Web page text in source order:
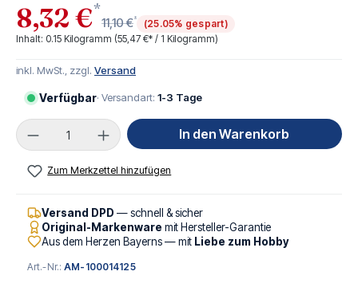
8,32 €*
11,10 €*
(25.05% gespart)
Inhalt: 0.15 Kilogramm (55,47 €* / 1 Kilogramm)
inkl. MwSt., zzgl. Versand
Verfügbar· Versandart: 1-3 Tage
Produkt Anzahl: Gib den gewünschten Wert
In den Warenkorb
Zum Merkzettel hinzufügen
Versand DPD — schnell & sicher
Original-Markenware mit Hersteller-Garantie
Aus dem Herzen Bayerns — mit Liebe zum Hobby
Art.-Nr.:AM-100014125